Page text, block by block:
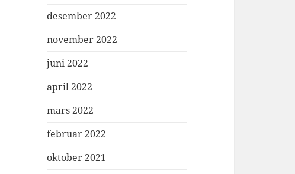
desember 2022
november 2022
juni 2022
april 2022
mars 2022
februar 2022
oktober 2021